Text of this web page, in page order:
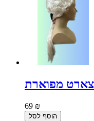
69 ₪
הוסף לסל